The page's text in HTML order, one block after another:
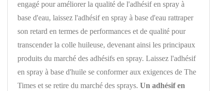
engagé pour améliorer la qualité de l'adhésif en spray à
base d'eau, laissez l'adhésif en spray à base d'eau rattraper
son retard en termes de performances et de qualité pour
transcender la colle huileuse, devenant ainsi les principaux
produits du marché des adhésifs en spray. Laissez l'adhésif
en spray à base d'huile se conformer aux exigences de The
Times et se retire du marché des sprays. Un adhésif en